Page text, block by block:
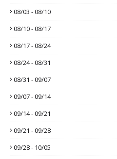
08/03 - 08/10
08/10 - 08/17
08/17 - 08/24
08/24 - 08/31
08/31 - 09/07
09/07 - 09/14
09/14 - 09/21
09/21 - 09/28
09/28 - 10/05